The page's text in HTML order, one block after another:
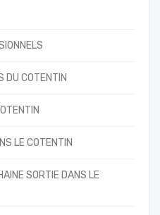
DU COTENTIN
LE COTENTIN
SORTIE DANS LE